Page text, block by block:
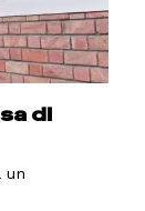
di
un